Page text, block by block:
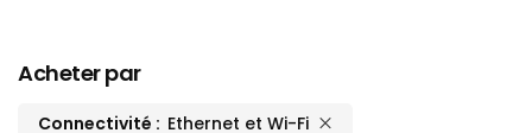
Acheter par
Connectivité Ethernet et Wi-Fi